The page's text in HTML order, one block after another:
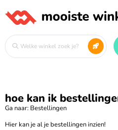
hoe kan ik
Ga naar: Bestellingen
Hier kan je al je bestellingen inzien!